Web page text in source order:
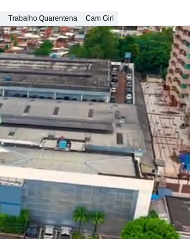
Trabalho Quarentena Cam Girl